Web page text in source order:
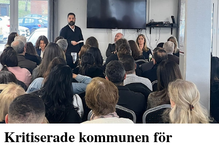
Kritiserade kommunen för